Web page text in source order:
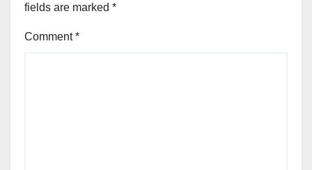
fields are marked *
Comment*